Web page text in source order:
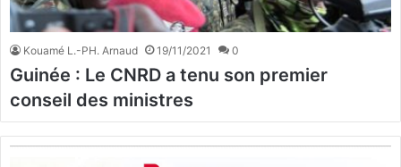
Kouamé L.-PH. Arnaud 19/11/2021 0
Guinée : Le CNRD a tenu son premier
conseil des ministres